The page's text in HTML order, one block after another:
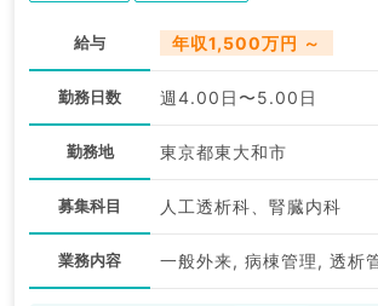
給与 年収1,500万円 ～
勤務日数 週4.00日〜5.00日
勤務地 東京都東大和市
募集科目 人工透析科、腎臓内科
業務内容 一般外来, 病棟管理, 透析